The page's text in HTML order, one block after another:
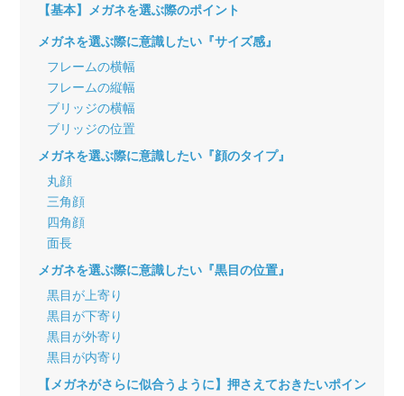
【基本】メガネを選ぶ際のポイント
メガネを選ぶ際に意識したい『サイズ感』
フレームの横幅
フレームの縦幅
ブリッジの横幅
ブリッジの位置
メガネを選ぶ際に意識したい『顔のタイプ』
丸顔
三角顔
四角顔
面長
メガネを選ぶ際に意識したい『黒目の位置』
黒目が上寄り
黒目が下寄り
黒目が外寄り
黒目が内寄り
【メガネがさらに似合うように】押さえておきたいポイン